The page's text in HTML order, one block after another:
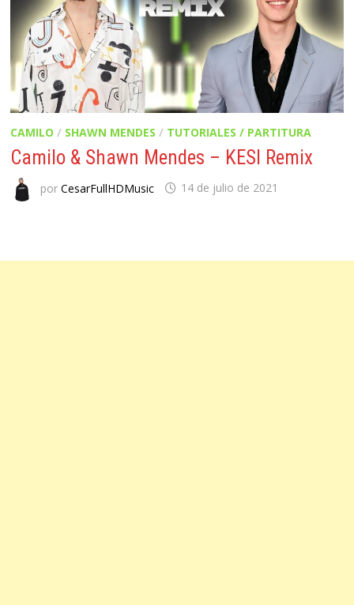
CAMILO / SHAWN MENDES / TUTORIALES / PARTITURA
Camilo & Shawn Mendes – KESI Remix
porCesarFullHDMusic 14 de julio de 2021